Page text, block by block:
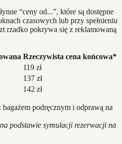
“ceny od...”, które są dostępne
czasowych lub przy spełnieniu
rzadko pokrywa się z reklamowaną
Rzeczywista cena końcowa*
119 zł
137 zł
142 zł
podręcznym i odprawą na
podstawie symulacji rezerwacji na